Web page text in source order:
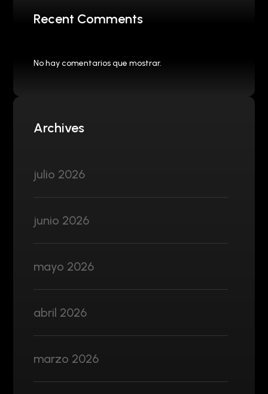
Recent Comments
No hay comentarios que mostrar.
Archives
julio 2026
junio 2026
mayo 2026
abril 2026
marzo 2026